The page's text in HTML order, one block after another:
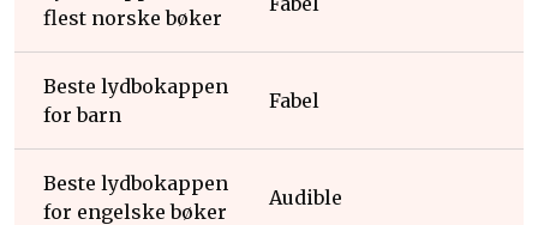
flest norske bøker
Beste lydbokappen
for barn
Fabel
Beste lydbokappen
for engelske bøker
Audible